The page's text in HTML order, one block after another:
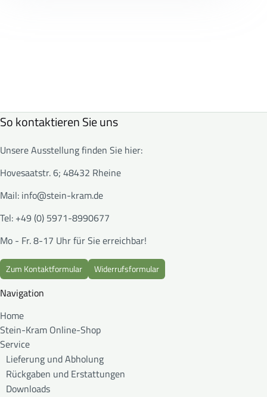
So kontaktieren Sie uns
Unsere Ausstellung finden Sie hier:
Hovesaatstr. 6; 48432 Rheine
Mail: info@stein-kram.de
Tel: +49 (0) 5971-8990677
Mo - Fr. 8-17 Uhr für Sie erreichbar!
Zum Kontaktformular Widerrufsformular
Navigation
Home
Stein-Kram Online-Shop
Service
Lieferung und Abholung
Rückgaben und Erstattungen
Downloads